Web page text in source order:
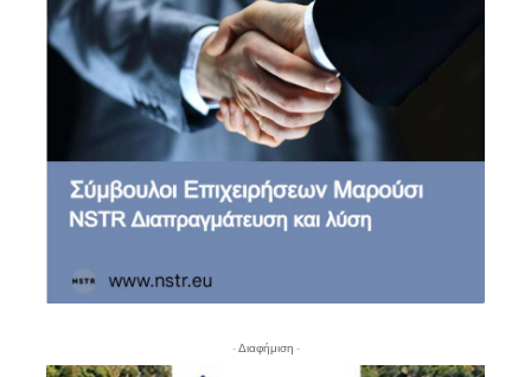
- Διαφήμιση -